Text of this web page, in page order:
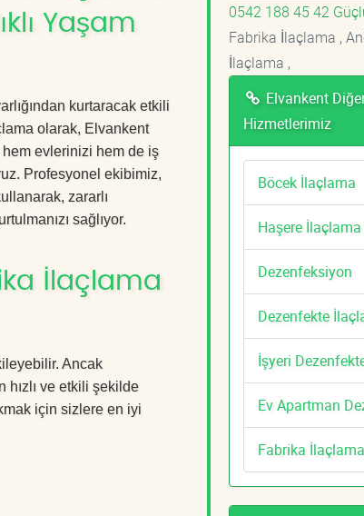
Yaşam
kurtaracak etkili
olarak, Elvankent
evlerinizi hem de iş
Profesyonel ekibimiz,
zararlı
sağlıyor.
İlaçlama
Ancak
ve etkili şekilde
için sizlere en iyi
0542 188 45 42
Fabrika İlaçlama ,
İlaçlama ,
Elvankent
Hizmetlerimiz
Böcek İlaçlama
Haşere İlaçlama
Dezenfeksiyon
Dezenfekte
İşyeri
Ev Apartman
Fabrika İlaçlama